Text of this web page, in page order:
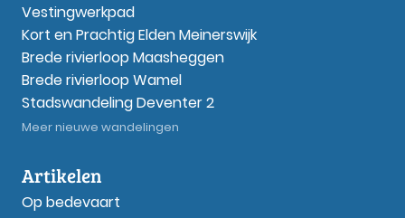
Vestingwerkpad
Kort en Prachtig Elden Meinerswijk
Brede rivierloop Maasheggen
Brede rivierloop Wamel
Stadswandeling Deventer 2
Meer nieuwe wandelingen
Artikelen
Op bedevaart